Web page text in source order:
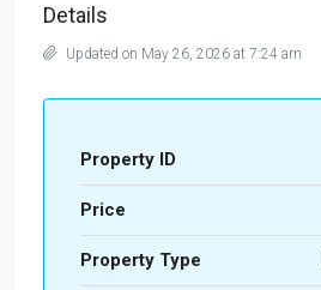
Details
Updated on May 26, 2026 at 7:24 am
Property ID
Price
Property Type